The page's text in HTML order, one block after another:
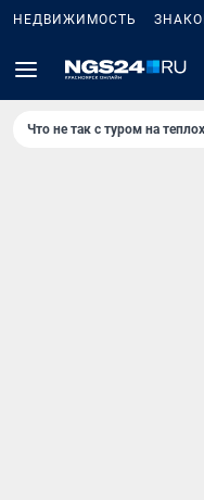
НЕДВИЖИМОСТЬ
Что не так с туром на